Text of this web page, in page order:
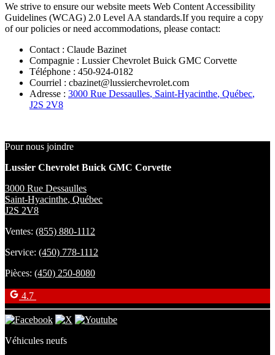
We strive to ensure our website meets Web Content Accessibility
Guidelines (WCAG) 2.0 Level AA standards.If you require a copy
of our policies or need accommodations, please contact:
Contact : Claude Bazinet
Compagnie : Lussier Chevrolet Buick GMC Corvette
Téléphone : 450-924-0182
Courriel : cbazinet@lussierchevrolet.com
Adresse : 3000 Rue Dessaulles, Saint-Hyacinthe, Québec,
J2S 2V8
Pour nous joindre
Lussier Chevrolet Buick GMC Corvette
3000 Rue Dessaulles
Saint-Hyacinthe, Québec
J2S 2V8
Ventes: (855) 880-1112
Service: (450) 778-1112
Pièces: (450) 250-8080
4.7
Véhicules neufs